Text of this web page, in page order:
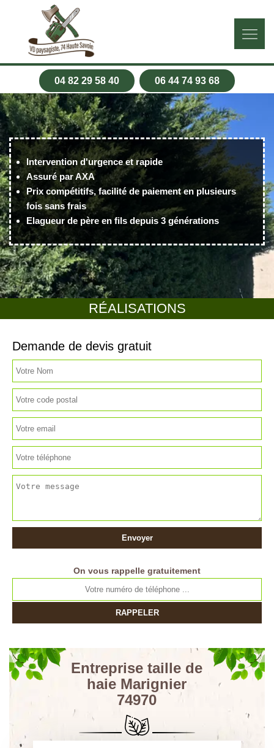
04 82 29 58 40 06 44 74 93 68
RÉALISATIONS
Intervention d'urgence et rapide
Assuré par AXA
Prix compétitifs, facilité de paiement en plusieurs
fois sans frais
Elagueur de père en fils depuis 3 générations
Demande de devis gratuit
On vous rappelle gratuitement
Entreprise taille de
haie Marignier
74970